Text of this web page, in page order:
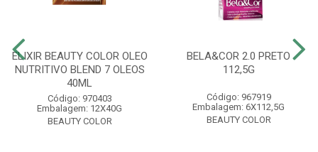
ELIXIR BEAUTY COLOR OLEO
NUTRITIVO BLEND 7 OLEOS
40ML
Código: 970403
Embalagem: 12X40G
BEAUTY COLOR
BELA&COR 2.0 PRETO
112,5G
Código: 967919
Embalagem: 6X112,5G
BEAUTY COLOR